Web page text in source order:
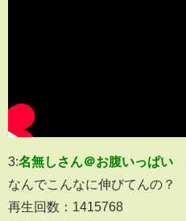
3:名無しさん＠お腹いっぱい
なんでこんなに伸びてんの？
再生回数：1415768